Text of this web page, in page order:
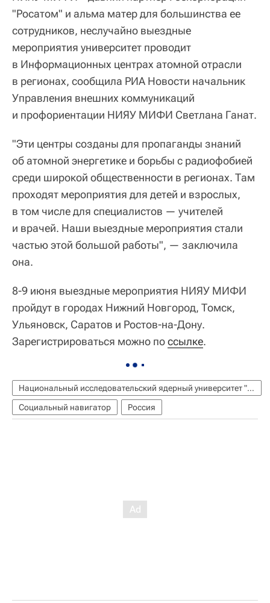
"Росатом" и альма матер для большинства ее
сотрудников, неслучайно выездные
мероприятия университет проводит
в Информационных центрах атомной отрасли
в регионах, сообщила РИА Новости начальник
Управления внешних коммуникаций
и профориентации НИЯУ МИФИ Светлана Ганат.
"Эти центры созданы для пропаганды знаний
об атомной энергетике и борьбы с радиофобией
среди широкой общественности в регионах. Там
проходят мероприятия для детей и взрослых,
в том числе для специалистов — учителей
и врачей. Наши выездные мероприятия стали
частью этой большой работы", — заключила
она.
8-9 июня выездные мероприятия НИЯУ МИФИ
пройдут в городах Нижний Новгород, Томск,
Ульяновск, Саратов и Ростов-на-Дону.
Зарегистрироваться можно поссылке.
Национальный исследовательский ядерный университет "МИФИ"
Социальный навигатор
Россия